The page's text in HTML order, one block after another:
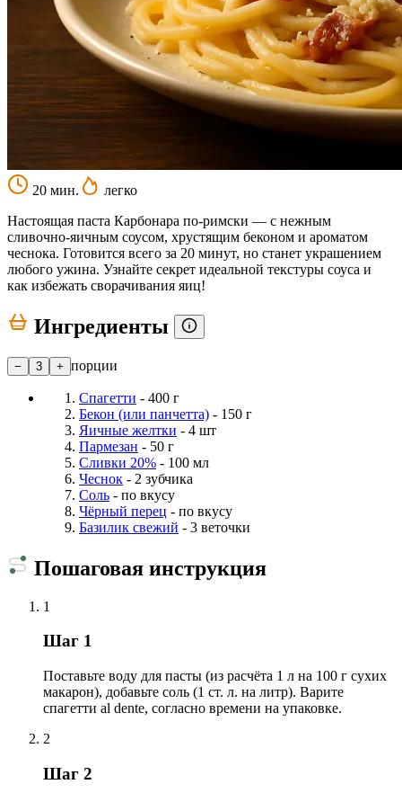
20 мин.
легко
Настоящая паста Карбонара по-римски — с нежным
сливочно-яичным соусом, хрустящим беконом и ароматом
чеснока. Готовится всего за 20 минут, но станет украшением
любого ужина. Узнайте секрет идеальной текстуры соуса и
как избежать сворачивания яиц!
Ингредиенты
− 3 + порции
Спагетти - 400 г
Бекон (или панчетта) - 150 г
Яичные желтки - 4 шт
Пармезан - 50 г
Сливки 20% - 100 мл
Чеснок - 2 зубчика
Соль - по вкусу
Чёрный перец - по вкусу
Базилик свежий - 3 веточки
Пошаговая инструкция
1
Шаг 1
Поставьте воду для пасты (из расчёта 1 л на 100 г сухих
макарон), добавьте соль (1 ст. л. на литр). Варите
спагетти al dente, согласно времени на упаковке.
2
Шаг 2